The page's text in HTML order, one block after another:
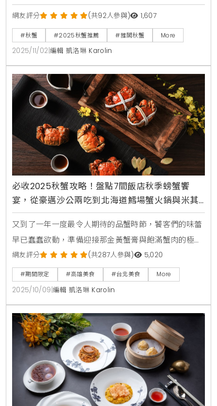
致鮮甜
網友評分 (共92人參與) 1,607
#秋蟹 #2025秋蟹推薦 #雅閣秋蟹 More
2025/11/02 編輯 凱洛琳 Karolin
必收2025秋蟹攻略！盤點7間飯店秋季螃蟹饗
宴，從豪邁沙公兩吃到北海道鱈場蟹火鍋與米其
林法式創意料理一篇搞定
又到了一年一度最令人期待的品蟹時節，饕客們的味蕾
早已蠢蠢欲動，準備迎接那金黃蟹膏與飽滿蟹肉的極致
誘惑。看準這波秋季美食商機，各大星級飯店與知名餐
廳紛紛端出壓箱寶，從經典不敗的清蒸大閘蟹、肉質緊
實的沙公、產地直送的萬里蟹，到奢華的北海道鱈場
蟹，各式蟹蟳料理百花齊放，無論是傳統中式筵席、日
式火鍋饗宴，甚至是米其林星級的法式創意詮釋，都將
在這場金秋盛宴中一一登場，為消費者提供最多元豐富
的選擇。台北W飯店
網友評分 (共287人參與) 5,020
#期間限定 #高雄美食 #台北美食 More
2025/10/09 編輯 凱洛琳 Karolin